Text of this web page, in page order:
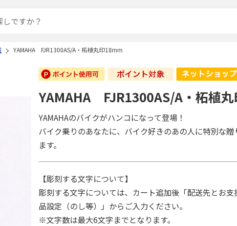
YAMAHA FJR1300AS/A・柘植丸印18mm
YAMAHA FJR1300AS/A・柘植
YAMAHAのバイクがハンコになって登場！
バイク乗りのあなたに、バイク好きのあの人に特別な贈
ます。
【彫刻する文字について】
彫刻する文字については、カート追加後「配送先とお
品設定（のし等）」からご入力ください。
※文字数は最大6文字までとなります。